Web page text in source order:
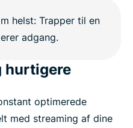
hurtigere
optimerede
med streaming af dine